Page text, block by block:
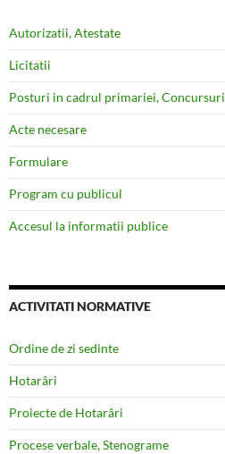
Autorizatii, Atestate
Licitatii
Posturi in cadrul primariei, Concursuri
Acte necesare
Formulare
Program cu publicul
Accesul la informatii publice
ACTIVITATI NORMATIVE
Ordine de zi sedinte
Hotarâri
Proiecte de Hotarâri
Procese verbale, Stenograme